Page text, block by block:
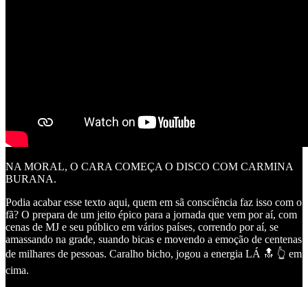
NA MORAL, O CARA COMEÇA O DISCO COM CARMINA
BURANA.
Podia acabar esse texto aqui, quem em sã consciência faz isso com o
fã? O prepara de um jeito épico para a jornada que vem por aí, com
cenas de MJ e seu público em vários países, correndo por aí, se
amassando na grade, suando bicas e movendo a emoção de centenas
de milhares de pessoas. Caralho bicho, jogou a energia LÁ 🔝 👆 em
cima.